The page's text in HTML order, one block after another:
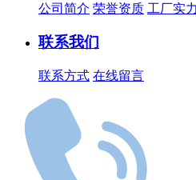
公司简介 荣誉资质 工厂实力
联系我们
联系方式 在线留言